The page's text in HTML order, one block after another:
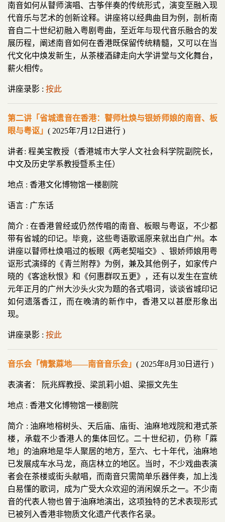
南音如何从瞽师演唱、古筝伴奏的传统形式，演变至融入现
代音乐与艺术的创新诠释。讲座将以经典曲目为例，剖析南
音自二十世纪初融入粤剧粤曲，至近年与现代音乐融合的发
展历程，阐述南音如何在香港既保留传统精髓，又可以在当
代文化中焕发新生，从茶楼酒肆走向大学讲堂与文化舞台，
薪火相传。
讲座录影 : 按此
第二讲「省城遗音在香港：瞽师杜焕与银娇师娘的南音、板
眼与粤讴 」 ( 2025年7月12日进行 )
讲者: 程美宝教授（香港城市大学人文社会科学院副院长，
中文及历史学系教授暨系主任）
地点 : 香港文化博物馆一楼剧院
语言 : 广东话
简介 : 在香港曾经或仍然传唱的南音、板眼与粤讴，不少都
带有省城的印记。毕竟，这些粤语歌谣原来就出自广州。本
讲座以瞽师杜焕唱过的板眼《两老契嗌交》、银娇师娘用粤
讴形式演绎的《青兰附荐》为例，兼及其他例子，如家传户
晓的《客途秋恨》和《何惠群叹五更》，还有以发生在宣统
元年正月的广州大沙头火灾为题的各式唱词，谈谈省城印记
如何遗落香江，而在晚清的新作中，香港又以甚麽形象出
现。
讲座录影 : 按此
音乐会「情繫蔴地——南音音乐会」 ( 2025年8月30日进行 )
表演者： 阮兆辉教授、梁凯莉小姐、梁振文先生
地点 : 香港文化博物馆一楼剧院
简介 : 油麻地榕树头、天后庙、庙街、油麻地戏院和港式茶
楼，承载不少香港人的集体回忆。二十世纪初，仍称「蔴
地」的油麻地是华人聚居的地方，至六、七十年代，油麻地
已发展成车水马龙，商店林立的地区。当时，不少戏曲表演
者会在茶楼或街头献唱，而南音只需简单乐器伴奏，加上浅
白易懂的歌词，成为广受大众欢迎的消闲娱乐之一。不少南
音的代表人物也曾于油麻地演出，这项独特的艺术表现形式
已被列入香港非物质文化遗产代表作名录。